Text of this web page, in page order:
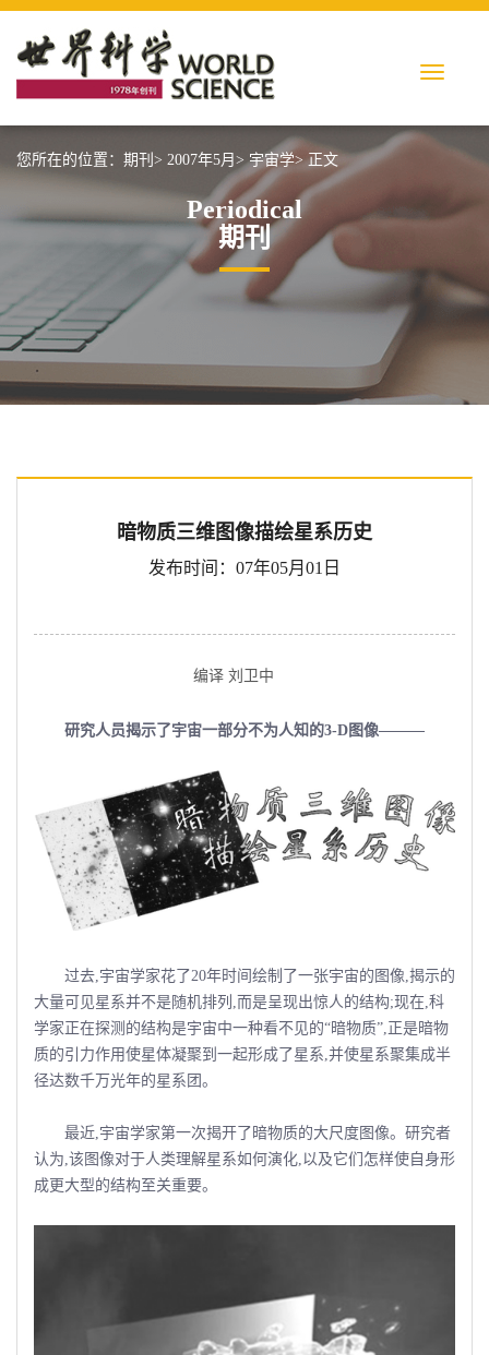
您所在的位置： 期刊> 2007年5月> 宇宙学> 正文
Periodical
期刊
暗物质三维图像描绘星系历史
发布时间：07年05月01日
编译 刘卫中
研究人员揭示了宇宙一部分不为人知的3-D图像———
过去,宇宙学家花了20年时间绘制了一张宇宙的图像,揭示的
大量可见星系并不是随机排列,而是呈现出惊人的结构;现在,科
学家正在探测的结构是宇宙中一种看不见的“暗物质”,正是暗物
质的引力作用使星体凝聚到一起形成了星系,并使星系聚集成半
径达数千万光年的星系团。
最近,宇宙学家第一次揭开了暗物质的大尺度图像。研究者
认为,该图像对于人类理解星系如何演化,以及它们怎样使自身形
成更大型的结构至关重要。